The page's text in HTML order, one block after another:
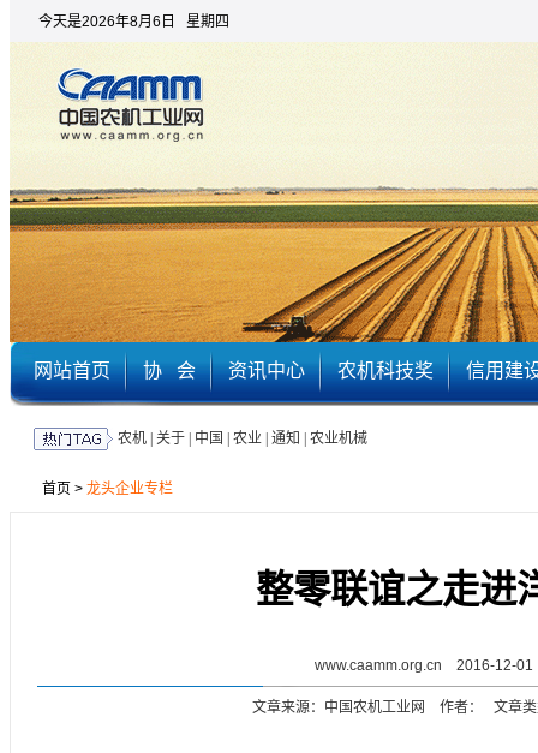
今天是2026年8月6日 星期四
网站首页 协 会 资讯中心 农机科技奖 信用建
农机| 关于| 中国 农业| 通知 农业机械
首页 > 龙头企业专栏
整零联谊之走进
www.caamm.org.cn 2016-12-01
文章来源：中国农机工业网 作者： 文章类